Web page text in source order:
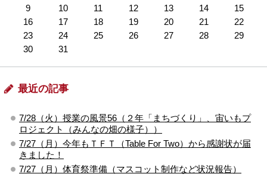
9
10 11 12 13 14
15
16
17 18 19 20 21
22
23
24 25 26 27 28
29
30
31
最近の記事
7/28（火）授業の風景56（２年「まちづくり」、宙いもプ
ロジェクト（みんなの畑の様子））
7/27（月）今年もＴＦＴ（Table For Two）から感謝状が届
きました！
7/27（月）体育祭準備（マスコット制作など状況報告）